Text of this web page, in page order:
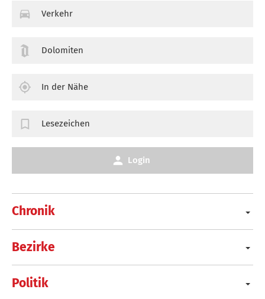
Chronik
Bezirke
Politik
Verkehr
Dolomiten
In der Nähe
Lesezeichen
Login